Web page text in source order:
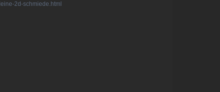
2d-schmiede.html